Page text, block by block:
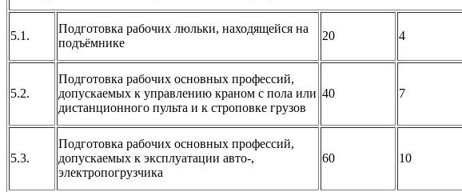
5.1.
Подготовка рабочих люльки, находящейся на
подъёмнике
20 4
5.2.
Подготовка рабочих основных профессий,
допускаемых к управлению краном с пола или
дистанционного пульта и к строповке грузов
40 7
5.3.
Подготовка рабочих основных профессий,
допускаемых к эксплуатации авто-,
электропогрузчика
60 10